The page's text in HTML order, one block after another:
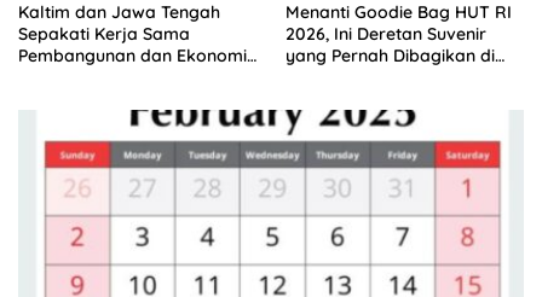
Kaltim dan Jawa Tengah
Sepakati Kerja Sama
Pembangunan dan Ekonomi
Menanti Goodie Bag HUT RI
2026, Ini Deretan Suvenir
yang Pernah Dibagikan di